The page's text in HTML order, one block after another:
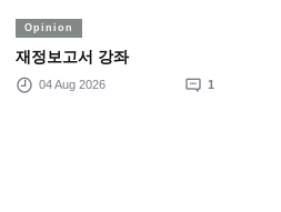
Opinion
재정보고서 강좌
04 Aug 2026 1